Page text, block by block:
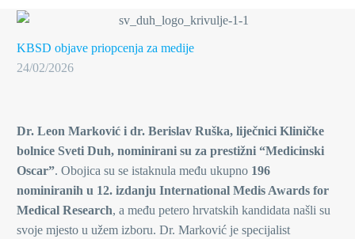
KBSD objave priopcenja za medije
24/02/2026
Dr. Leon Marković i dr. Berislav Ruška, liječnici Kliničke
bolnice Sveti Duh, nominirani su za prestižni “Medicinski
Oscar”. Obojica su se istaknula među ukupno 196
nominiranih u 12. izdanju International Medis Awards for
Medical Research, a među petero hrvatskih kandidata našli su
svoje mjesto u užem izboru. Dr. Marković je specijalist